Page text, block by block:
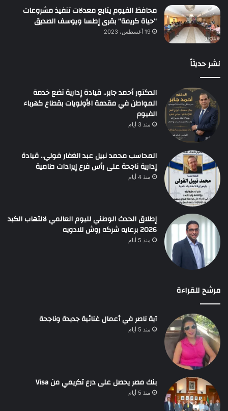
محافظ الفيوم يتابع معدلات تنفيذ مشروعات
“حياة كريمة” بقرى إطسا ويوسف الصديق
19 أغسطس، 2023
نشر حديثاً
الدكتور أحمد جابر.. قيادة إدارية تضع خدمة
المواطن في مقدمة الأولويات بقطاع كهرباء
الفيوم
منذ 3 أيام
المحاسب محمد نبيل عبد الغفار فولي.. قيادة
إدارية ناجحة على رأس فرع إيرادات طامية
منذ 4 أيام
إطلاق الحدث الوطني لليوم العالمي لالتهاب الكبد
2026 برعايه شركه روش للادويه
منذ 5 أيام
مرشح للقراءة
آية ناصر في أعمال غنائية جديدة وناجحة
منذ 5 أيام
بنك مصر يحصل على درع تكريمي من Visa
منذ 5 أيام